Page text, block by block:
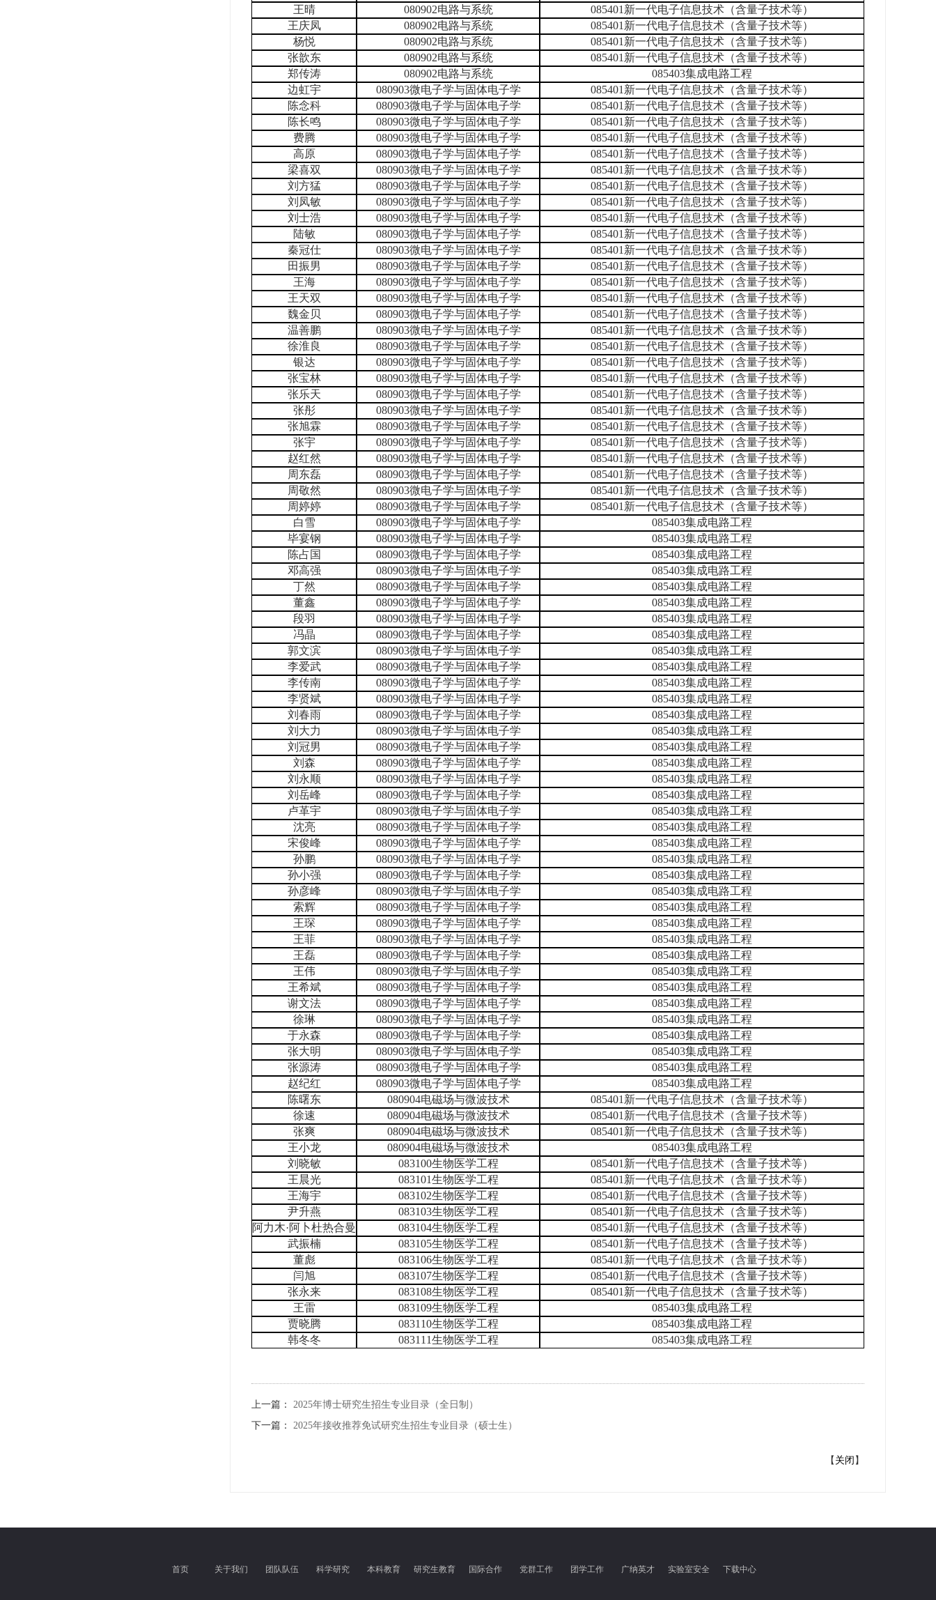
王晴
080902电路与系统
085401新一代电子信息技术（含量子技术等）
王庆凤
080902电路与系统
085401新一代电子信息技术（含量子技术等）
杨悦
080902电路与系统
085401新一代电子信息技术（含量子技术等）
张歆东
080902电路与系统
085401新一代电子信息技术（含量子技术等）
郑传涛
080902电路与系统
085403集成电路工程
边虹宇
080903微电子学与固体电子学
085401新一代电子信息技术（含量子技术等）
陈念科
080903微电子学与固体电子学
085401新一代电子信息技术（含量子技术等）
陈长鸣
080903微电子学与固体电子学
085401新一代电子信息技术（含量子技术等）
费腾
080903微电子学与固体电子学
085401新一代电子信息技术（含量子技术等）
高原
080903微电子学与固体电子学
085401新一代电子信息技术（含量子技术等）
梁喜双
080903微电子学与固体电子学
085401新一代电子信息技术（含量子技术等）
刘方猛
080903微电子学与固体电子学
085401新一代电子信息技术（含量子技术等）
刘凤敏
080903微电子学与固体电子学
085401新一代电子信息技术（含量子技术等）
刘士浩
080903微电子学与固体电子学
085401新一代电子信息技术（含量子技术等）
陆敏
080903微电子学与固体电子学
085401新一代电子信息技术（含量子技术等）
秦冠仕
080903微电子学与固体电子学
085401新一代电子信息技术（含量子技术等）
田振男
080903微电子学与固体电子学
085401新一代电子信息技术（含量子技术等）
王海
080903微电子学与固体电子学
085401新一代电子信息技术（含量子技术等）
王天双
080903微电子学与固体电子学
085401新一代电子信息技术（含量子技术等）
魏金贝
080903微电子学与固体电子学
085401新一代电子信息技术（含量子技术等）
温善鹏
080903微电子学与固体电子学
085401新一代电子信息技术（含量子技术等）
徐淮良
080903微电子学与固体电子学
085401新一代电子信息技术（含量子技术等）
银达
080903微电子学与固体电子学
085401新一代电子信息技术（含量子技术等）
张宝林
080903微电子学与固体电子学
085401新一代电子信息技术（含量子技术等）
张乐天
080903微电子学与固体电子学
085401新一代电子信息技术（含量子技术等）
张彤
080903微电子学与固体电子学
085401新一代电子信息技术（含量子技术等）
张旭霖
080903微电子学与固体电子学
085401新一代电子信息技术（含量子技术等）
张宇
080903微电子学与固体电子学
085401新一代电子信息技术（含量子技术等）
赵红然
080903微电子学与固体电子学
085401新一代电子信息技术（含量子技术等）
周东磊
080903微电子学与固体电子学
085401新一代电子信息技术（含量子技术等）
周敬然
080903微电子学与固体电子学
085401新一代电子信息技术（含量子技术等）
周婷婷
080903微电子学与固体电子学
085401新一代电子信息技术（含量子技术等）
白雪
080903微电子学与固体电子学
085403集成电路工程
毕宴钢
080903微电子学与固体电子学
085403集成电路工程
陈占国
080903微电子学与固体电子学
085403集成电路工程
邓高强
080903微电子学与固体电子学
085403集成电路工程
丁然
080903微电子学与固体电子学
085403集成电路工程
董鑫
080903微电子学与固体电子学
085403集成电路工程
段羽
080903微电子学与固体电子学
085403集成电路工程
冯晶
080903微电子学与固体电子学
085403集成电路工程
郭文滨
080903微电子学与固体电子学
085403集成电路工程
李爱武
080903微电子学与固体电子学
085403集成电路工程
李传南
080903微电子学与固体电子学
085403集成电路工程
李贤斌
080903微电子学与固体电子学
085403集成电路工程
刘春雨
080903微电子学与固体电子学
085403集成电路工程
刘大力
080903微电子学与固体电子学
085403集成电路工程
刘冠男
080903微电子学与固体电子学
085403集成电路工程
刘森
080903微电子学与固体电子学
085403集成电路工程
刘永顺
080903微电子学与固体电子学
085403集成电路工程
刘岳峰
080903微电子学与固体电子学
085403集成电路工程
卢革宇
080903微电子学与固体电子学
085403集成电路工程
沈亮
080903微电子学与固体电子学
085403集成电路工程
宋俊峰
080903微电子学与固体电子学
085403集成电路工程
孙鹏
080903微电子学与固体电子学
085403集成电路工程
孙小强
080903微电子学与固体电子学
085403集成电路工程
孙彦峰
080903微电子学与固体电子学
085403集成电路工程
索辉
080903微电子学与固体电子学
085403集成电路工程
王琛
080903微电子学与固体电子学
085403集成电路工程
王菲
080903微电子学与固体电子学
085403集成电路工程
王磊
080903微电子学与固体电子学
085403集成电路工程
王伟
080903微电子学与固体电子学
085403集成电路工程
王希斌
080903微电子学与固体电子学
085403集成电路工程
谢文法
080903微电子学与固体电子学
085403集成电路工程
徐琳
080903微电子学与固体电子学
085403集成电路工程
于永森
080903微电子学与固体电子学
085403集成电路工程
张大明
080903微电子学与固体电子学
085403集成电路工程
张源涛
080903微电子学与固体电子学
085403集成电路工程
赵纪红
080903微电子学与固体电子学
085403集成电路工程
陈曙东
080904电磁场与微波技术
085401新一代电子信息技术（含量子技术等）
徐速
080904电磁场与微波技术
085401新一代电子信息技术（含量子技术等）
张爽
080904电磁场与微波技术
085401新一代电子信息技术（含量子技术等）
王小龙
080904电磁场与微波技术
085403集成电路工程
刘晓敏
083100生物医学工程
085401新一代电子信息技术（含量子技术等）
王晨光
083101生物医学工程
085401新一代电子信息技术（含量子技术等）
王海宇
083102生物医学工程
085401新一代电子信息技术（含量子技术等）
尹升燕
083103生物医学工程
085401新一代电子信息技术（含量子技术等）
阿力木·阿卜杜热合曼
083104生物医学工程
085401新一代电子信息技术（含量子技术等）
武振楠
083105生物医学工程
085401新一代电子信息技术（含量子技术等）
董彪
083106生物医学工程
085401新一代电子信息技术（含量子技术等）
闫旭
083107生物医学工程
085401新一代电子信息技术（含量子技术等）
张永来
083108生物医学工程
085401新一代电子信息技术（含量子技术等）
王雷
083109生物医学工程
085403集成电路工程
贾晓腾
083110生物医学工程
085403集成电路工程
韩冬冬
083111生物医学工程 085403集成电路工程
上一篇：
2025年博士研究生招生专业目录（全日制）
下一篇：
2025年接收推荐免试研究生招生专业目录（硕士生）
【 关闭 】
首页 关于我们 团队队伍 科学研究 本科教育 研究生教育 国际合作 党群工作 团学工作 广纳英才 实验室安全 下载中心